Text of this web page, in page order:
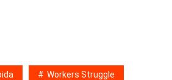
Workers Struggle